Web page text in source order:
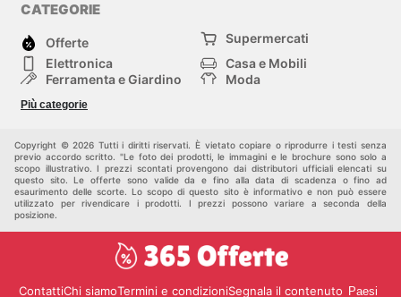
CATEGORIE
Offerte
Supermercati
Elettronica
Casa e Mobili
Ferramenta e Giardino
Moda
Bambini e Neonati
Più categorie
Copyright © 2026 Tutti i diritti riservati. È vietato copiare o riprodurre i testi senza
previo accordo scritto. "Le foto dei prodotti, le immagini e le brochure sono solo a
scopo illustrativo. I prezzi scontati provengono dai distributori ufficiali elencati su
questo sito. Le offerte sono valide da e fino alla data di scadenza o fino ad
esaurimento delle scorte. Lo scopo di questo sito è informativo e non può essere
utilizzato per rivendicare i prodotti. I prezzi possono variare a seconda della
posizione.
ContattiChi siamoTermini e condizioniSegnala il contenuto Paesi